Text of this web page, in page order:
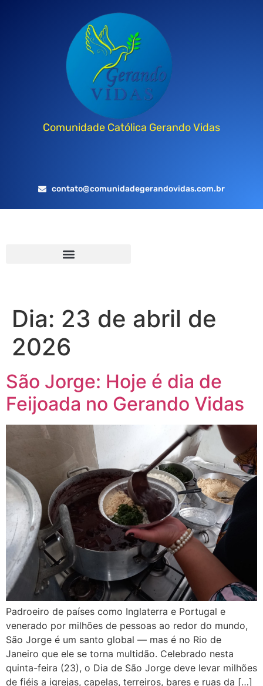
Comunidade Católica Gerando Vidas
contato@comunidadegerandovidas.com.br
Dia: 23 de abril de
2026
São Jorge: Hoje é dia de
Feijoada no Gerando Vidas
Padroeiro de países como Inglaterra e Portugal e
venerado por milhões de pessoas ao redor do mundo,
São Jorge é um santo global — mas é no Rio de
Janeiro que ele se torna multidão. Celebrado nesta
quinta-feira (23), o Dia de São Jorge deve levar milhões
de fiéis a igrejas, capelas, terreiros, bares e ruas da […]